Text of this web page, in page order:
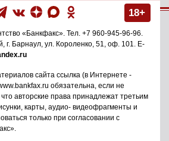
18+
«Банкфакс» . Тел. +7 960-945-96-96
г. Барнаул ул. Короленко, 51, оф. 101
. E-
сайта ссылка (в Интернете -
обязательна, если не
авторские права принадлежат третьим
карты, аудио- видеофрагменты и
только при согласовании с